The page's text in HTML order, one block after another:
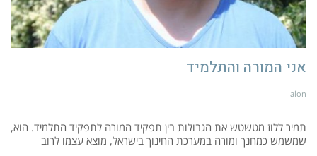
אני המורה והתלמיד
alon
תמיר ללוז מטשטש את הגבולות בין תפקיד המורה לתפקיד התלמיד. הוא,
שמשמש כמחנך ומורה במערכת החינוך בישראל, מוצא עצמו לרוב